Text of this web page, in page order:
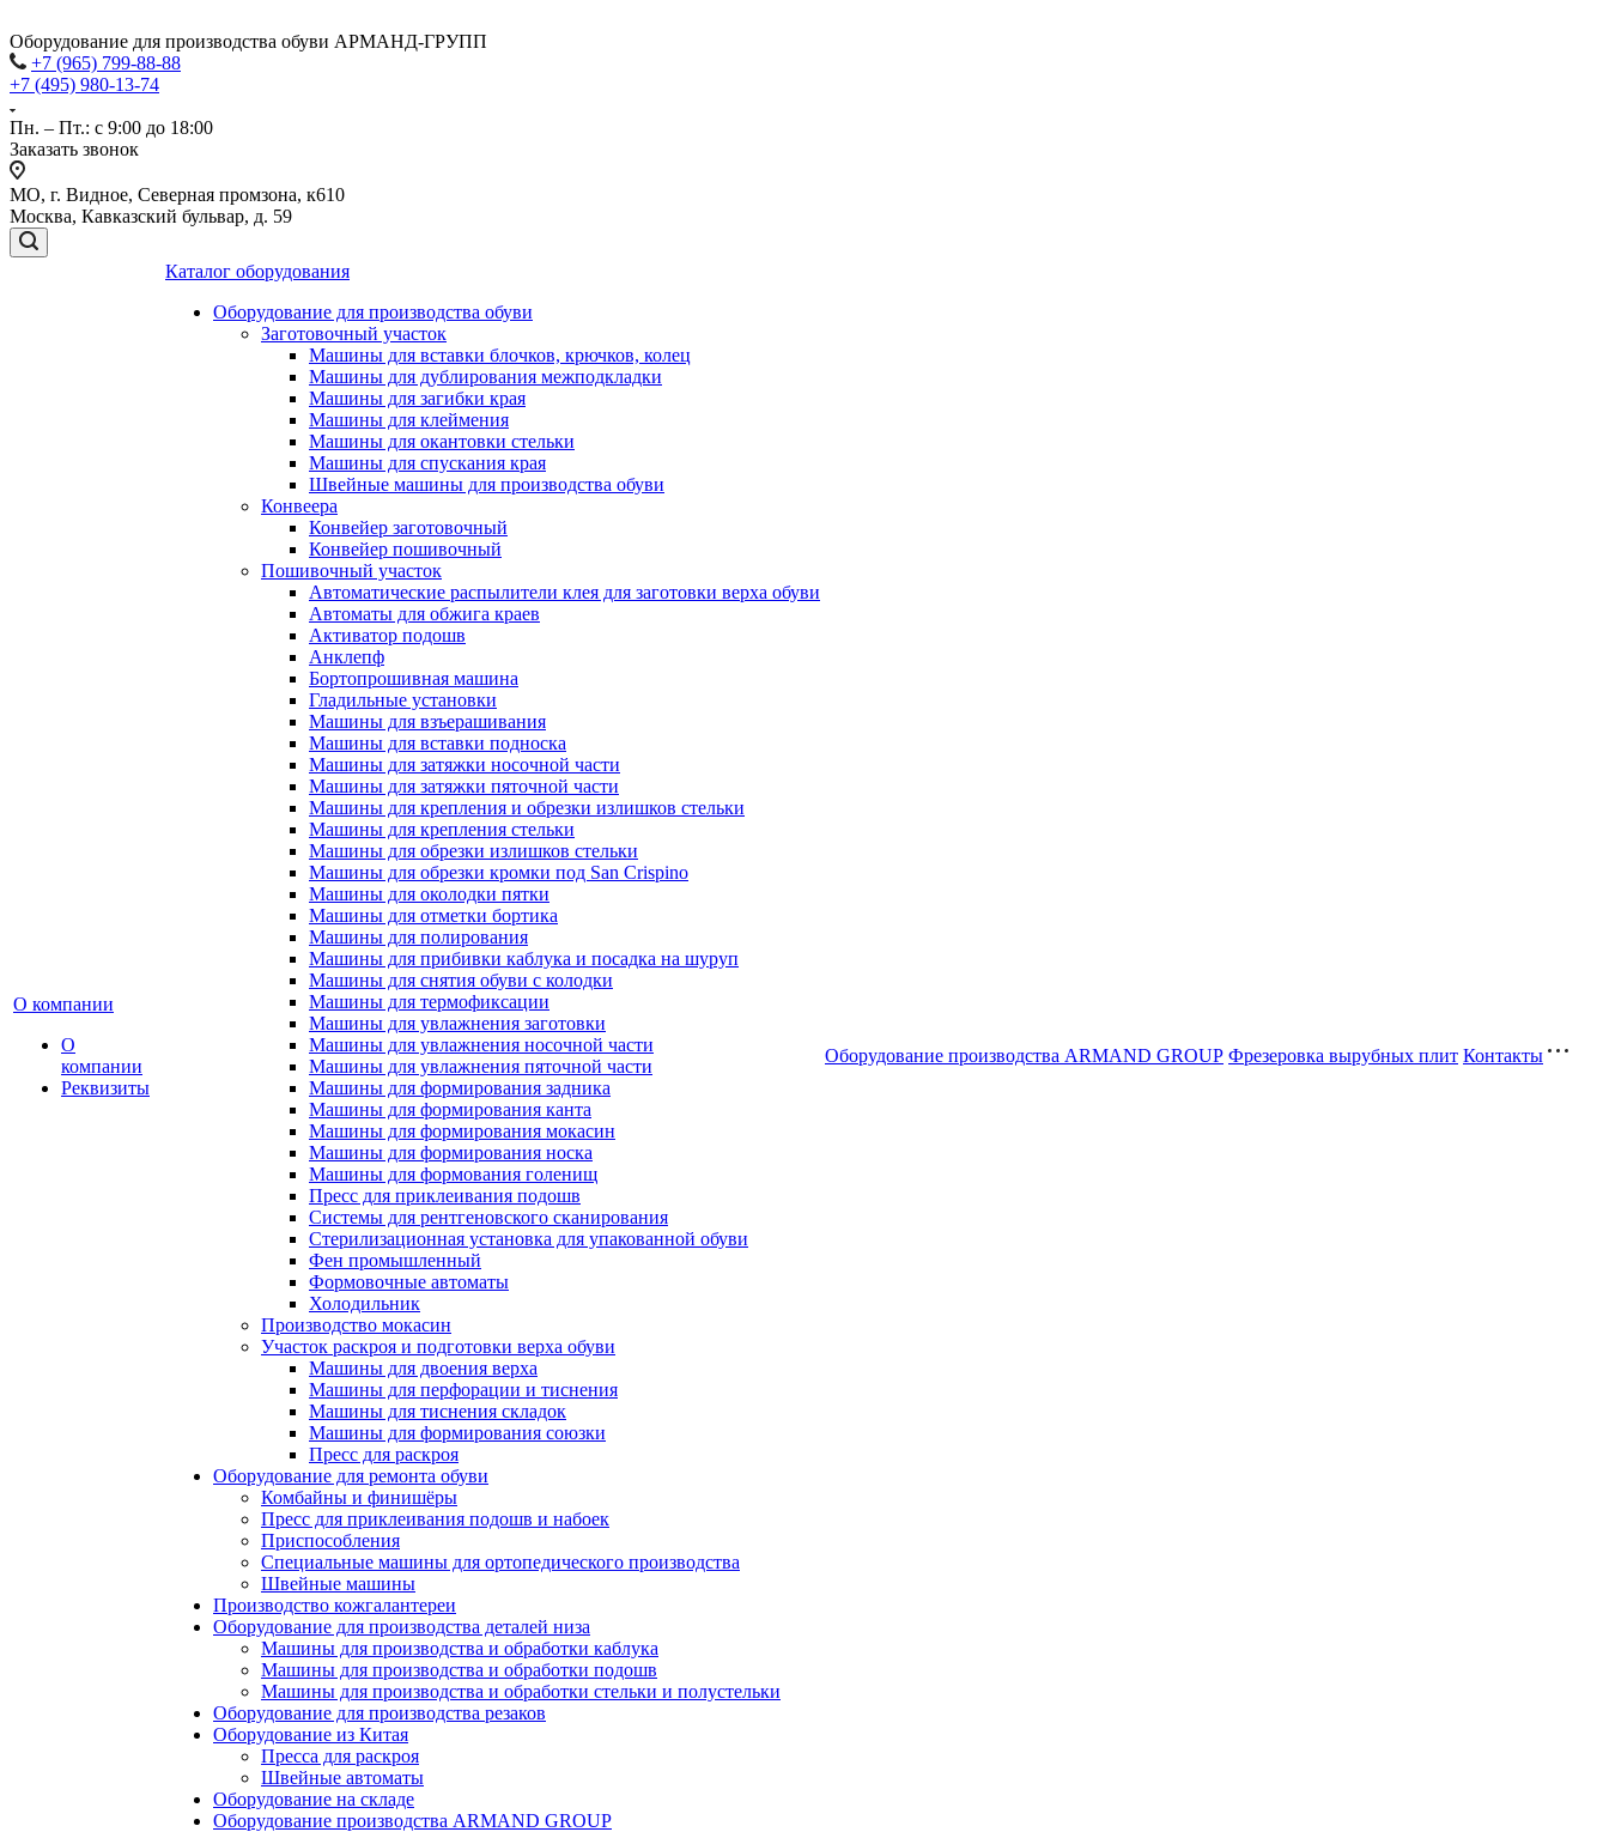
Оборудование для производства обуви АРМАНД-ГРУПП
+7 (965) 799-88-88
+7 (495) 980-13-74
Пн. – Пт.: с 9:00 до 18:00
Заказать звонок
МО, г. Видное, Северная промзона, к610
Москва, Кавказский бульвар, д. 59
О компании
О
компании
Реквизиты
Каталог оборудования
Оборудование для производства обуви
Заготовочный участок
Машины для вставки блочков, крючков, колец
Машины для дублирования межподкладки
Машины для загибки края
Машины для клеймения
Машины для окантовки стельки
Машины для спускания края
Швейные машины для производства обуви
Конвеера
Конвейер заготовочный
Конвейер пошивочный
Пошивочный участок
Автоматические распылители клея для заготовки верха обуви
Автоматы для обжига краев
Активатор подошв
Анклепф
Бортопрошивная машина
Гладильные установки
Машины для взъерашивания
Машины для вставки подноска
Машины для затяжки носочной части
Машины для затяжки пяточной части
Машины для крепления и обрезки излишков стельки
Машины для крепления стельки
Машины для обрезки излишков стельки
Машины для обрезки кромки под San Crispino
Машины для околодки пятки
Машины для отметки бортика
Машины для полирования
Машины для прибивки каблука и посадка на шуруп
Машины для снятия обуви с колодки
Машины для термофиксации
Машины для увлажнения заготовки
Машины для увлажнения носочной части
Машины для увлажнения пяточной части
Машины для формирования задника
Машины для формирования канта
Машины для формирования мокасин
Машины для формирования носка
Машины для формования голенищ
Пресс для приклеивания подошв
Системы для рентгеновского сканирования
Стерилизационная установка для упакованной обуви
Фен промышленный
Формовочные автоматы
Холодильник
Производство мокасин
Участок раскроя и подготовки верха обуви
Машины для двоения верха
Машины для перфорации и тиснения
Машины для тиснения складок
Машины для формирования союзки
Пресс для раскроя
Оборудование для ремонта обуви
Комбайны и финишёры
Пресс для приклеивания подошв и набоек
Приспособления
Специальные машины для ортопедического производства
Швейные машины
Производство кожгалантереи
Оборудование для производства деталей низа
Машины для производства и обработки каблука
Машины для производства и обработки подошв
Машины для производства и обработки стельки и полустельки
Оборудование для производства резаков
Оборудование из Китая
Пресса для раскроя
Швейные автоматы
Оборудование на складе
Оборудование производства ARMAND GROUP
Оборудование производства ARMAND GROUP Фрезеровка вырубных плит Контакты